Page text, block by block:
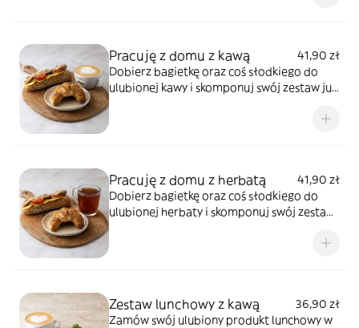
Pracuję z domu z kawą
41,90 zł
Dobierz bagietkę oraz coś słodkiego do
ulubionej kawy i skomponuj swój zestaw już
Pracuję z domu z herbatą
41,90 zł
Dobierz bagietkę oraz coś słodkiego do
ulubionej herbaty i skomponuj swój zestaw
Zestaw lunchowy z kawą
36,90 zł
Zamów swój ulubiony produkt lunchowy w